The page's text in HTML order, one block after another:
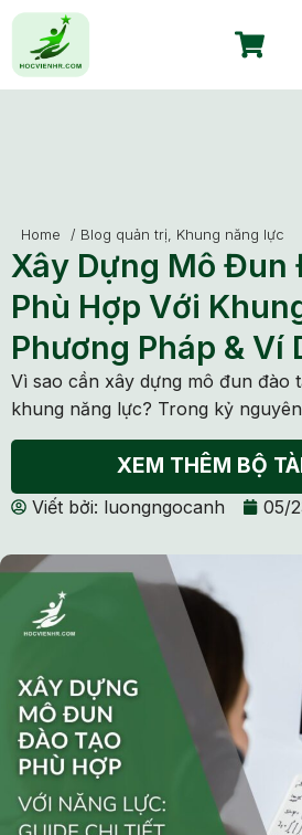
Home / Blog quản trị, Khung năng lực
Xây Dựng Mô Đun
Phù Hợp Với
Phương Pháp & Ví
Vì sao cần xây dựng mô đun đào
khung năng lực? Trong kỷ
XEM THÊM BỘ
Viết bởi: luongngocanh 05/